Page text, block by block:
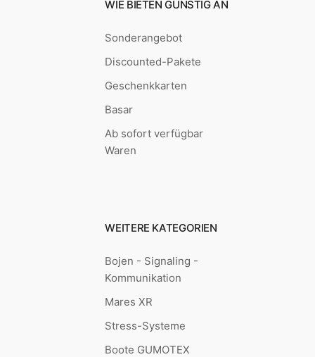
WIE BIETEN GÜNSTIG AN
Sonderangebot
Discounted-Pakete
Geschenkkarten
Basar
Ab sofort verfügbar
Waren
WEITERE KATEGORIEN
Bojen - Signaling -
Kommunikation
Mares XR
Stress-Systeme
Boote GUMOTEX